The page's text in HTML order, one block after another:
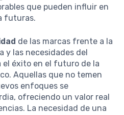
que pueden influir en
futuras.
de las marcas frente a la
y las necesidades del
el éxito en el futuro de la
Aquellas que no temen
enfoques se
ofreciendo un valor real
La necesidad de una